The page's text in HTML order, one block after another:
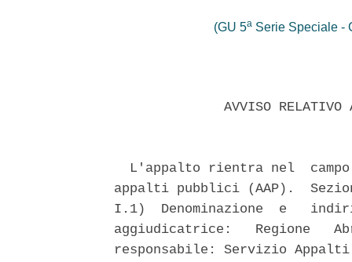
(GU 5a Serie Speciale -
AVVISO
L'appalto rientra nel
appalti pubblici (AAP).
I.1)  Denominazione  e
aggiudicatrice:   Regione
responsabile: Servizio